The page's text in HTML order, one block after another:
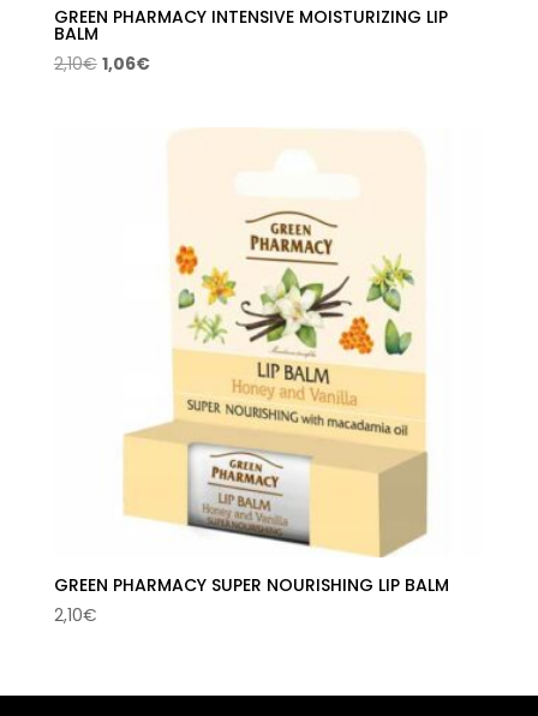
GREEN PHARMACY INTENSIVE MOISTURIZING LIP
BALM
2,10€ El
1,06€El
GREEN PHARMACY SUPER NOURISHING LIP BALM
2,10€